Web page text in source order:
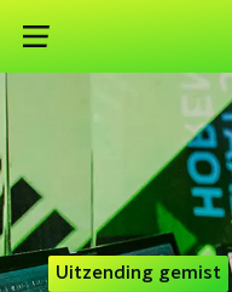
Uitzending gemist